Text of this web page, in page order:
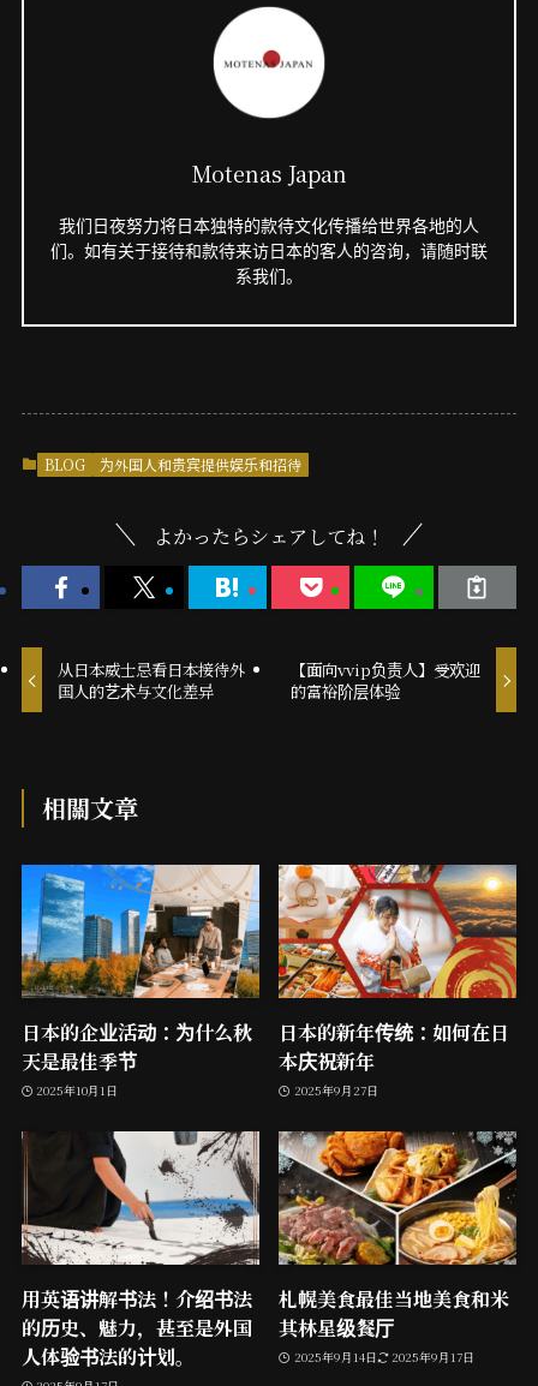
Motenas Japan
我们日夜努力将日本独特的款待文化传播给世界各地的人
们。如有关于接待和款待来访日本的客人的咨询，请随时联
系我们。
BLOG 为外国人和贵宾提供娱乐和招待
よかったらシェアしてね！
从日本威士忌看日本接待外
国人的艺术与文化差异
【面向vvip负责人】受欢迎
的富裕阶层体验
相關文章
日本的企业活动：为什么秋
天是最佳季节
2025年10月1日
日本的新年传统：如何在日
本庆祝新年
2025年9月27日
用英语讲解书法！介绍书法
的历史、魅力，甚至是外国
人体验书法的计划。
札幌美食最佳当地美食和米
其林星级餐厅
2025年9月14日 2025年9月17日